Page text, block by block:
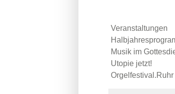
Veranstaltungen
Musik im
Utopie jetzt!
Orgelfestival.Ruhr